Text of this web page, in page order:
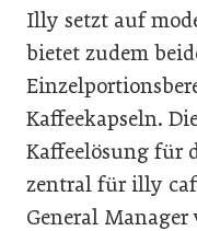
Illy setzt auf
bietet zudem
Kaffeekapseln.
Kaffeelösung für
zentral für illy
General